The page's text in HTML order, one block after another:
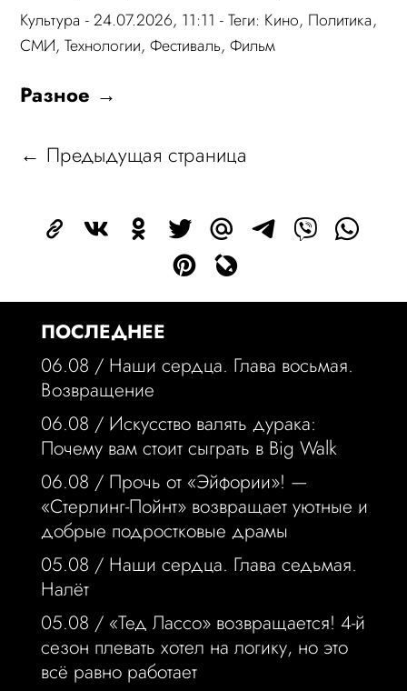
Культура - 24.07.2026, 11:11 - Теги: Кино, Политика,
СМИ,Технологии,Фестиваль,Фильм
Разное →
← Предыдущая страница
ПОСЛЕДНЕЕ
06.08 / Наши сердца. Глава восьмая.
Возвращение
06.08 / Искусство валять дурака:
Почему вам стоит сыграть в Big Walk
06.08 / Прочь от «Эйфории»! —
«Стерлинг-Пойнт» возвращает уютные и
добрые подростковые драмы
05.08 / Наши сердца. Глава седьмая.
Налёт
05.08 / «Тед Лассо» возвращается! 4-й
сезон плевать хотел на логику, но это
всё равно работает